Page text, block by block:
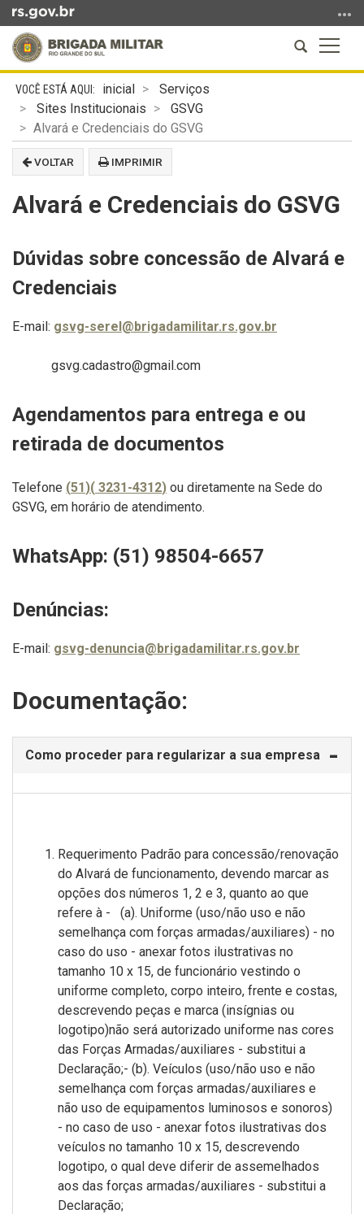
para
conteúdo
para
menu
a
Abrir
a
Início
conteúdo
inicial
Serviços
Sites Institucionais
GSVG
Alvará e Credenciais do GSVG
VOLTAR IMPRIMIR
Alvará e Credenciais do GSVG
Dúvidas sobre concessão de Alvará e
Credenciais
E-mail: gsvg-serel@brigadamilitar.rs.gov.br
gsvg.cadastro@gmail.com
Agendamentos para entrega e ou
retirada de documentos
Telefone (51)( 3231-4312) ou diretamente na Sede do
GSVG, em horário de atendimento.
WhatsApp: (51) 98504-6657
Denúncias:
E-mail: gsvg-denuncia@brigadamilitar.rs.gov.br
Documentação:
Como proceder para regularizar a sua empresa
Requerimento Padrão para concessão/renovação
do Alvará de funcionamento, devendo marcar as
opções dos números 1, 2 e 3, quanto ao que
refere à - (a). Uniforme (uso/não uso e não
semelhança com forças armadas/auxiliares) - no
caso do uso - anexar fotos ilustrativas no
tamanho 10 x 15, de funcionário vestindo o
uniforme completo, corpo inteiro, frente e costas,
descrevendo peças e marca (insígnias ou
logotipo)não será autorizado uniforme nas cores
das Forças Armadas/auxiliares - substitui a
Declaração;- (b). Veículos (uso/não uso e não
semelhança com forças armadas/auxiliares e
não uso de equipamentos luminosos e sonoros)
- no caso de uso - anexar fotos ilustrativas dos
veículos no tamanho 10 x 15, descrevendo
logotipo, o qual deve diferir de assemelhados
aos das forças armadas/auxiliares - substitui a
Declaração;